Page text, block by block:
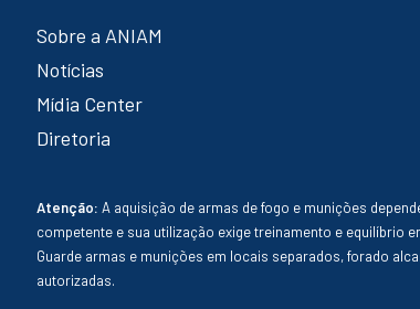
Sobre a ANIAM
Notícias
Mídia Center
Diretoria
Atenção: A aquisição de armas de fogo e munições
competente e sua utilização exige treinamento e equilíbrio
Guarde armas e munições em locais separados, forado
autorizadas.